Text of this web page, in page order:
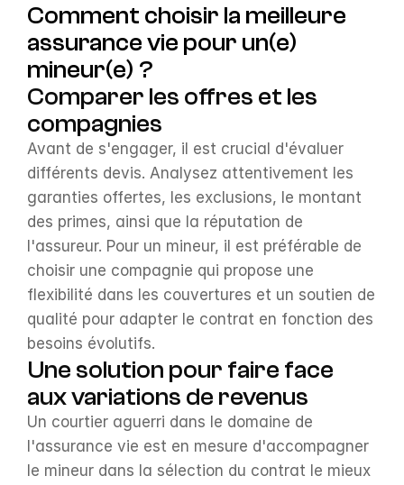
Comment choisir la meilleure
assurance vie pour un(e)
mineur(e) ?
Comparer les offres et les
compagnies
Avant de s'engager, il est crucial d'évaluer
différents devis. Analysez attentivement les
garanties offertes, les exclusions, le montant
des primes, ainsi que la réputation de
l'assureur. Pour un mineur, il est préférable de
choisir une compagnie qui propose une
flexibilité dans les couvertures et un soutien de
qualité pour adapter le contrat en fonction des
besoins évolutifs.
Une solution pour faire face
aux variations de revenus
Un courtier aguerri dans le domaine de
l'assurance vie est en mesure d'accompagner
le mineur dans la sélection du contrat le mieux